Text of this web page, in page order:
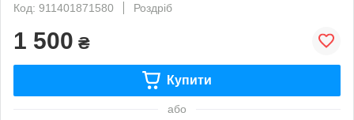
Код: 911401871580
Роздріб
1 500 ₴
Купити
або